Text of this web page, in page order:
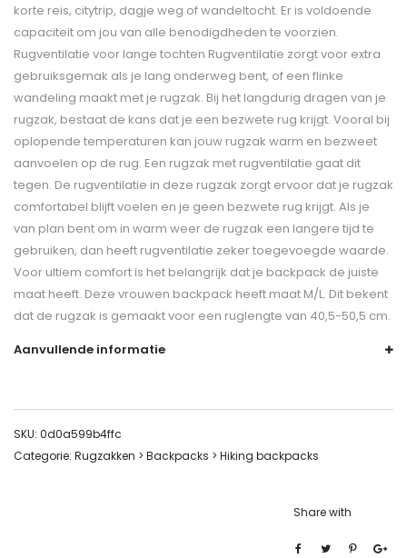
korte reis, citytrip, dagje weg of wandeltocht. Er is voldoende
capaciteit om jou van alle benodigdheden te voorzien.
Rugventilatie voor lange tochten Rugventilatie zorgt voor extra
gebruiksgemak als je lang onderweg bent, of een flinke
wandeling maakt met je rugzak. Bij het langdurig dragen van je
rugzak, bestaat de kans dat je een bezwete rug krijgt. Vooral bij
oplopende temperaturen kan jouw rugzak warm en bezweet
aanvoelen op de rug. Een rugzak met rugventilatie gaat dit
tegen. De rugventilatie in deze rugzak zorgt ervoor dat je rugzak
comfortabel blijft voelen en je geen bezwete rug krijgt. Als je
van plan bent om in warm weer de rugzak een langere tijd te
gebruiken, dan heeft rugventilatie zeker toegevoegde waarde.
Voor ultiem comfort is het belangrijk dat je backpack de juiste
maat heeft. Deze vrouwen backpack heeft maat M/L. Dit bekent
dat de rugzak is gemaakt voor een ruglengte van 40,5-50,5 cm.
Aanvullende informatie
SKU: 0d0a599b4ffc
Categorie: Rugzakken > Backpacks > Hiking backpacks
Share with